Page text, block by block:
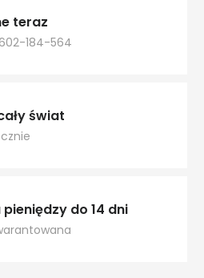
teraz
184-564
świat
do 14 dni